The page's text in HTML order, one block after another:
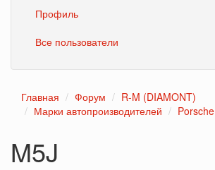
Профиль
Все пользователи
Главная Форум
R-M (DIAMONT)
Марки автопроизводителей
Porsche
M5J